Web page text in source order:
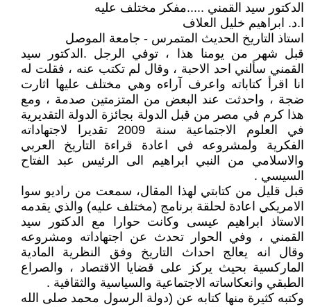
الدكتور سيد القمني .....مفكر مختلف عليه
ا.د. ابراهيم خليل العلاف
استاذ التاريخ الحديث المتمرس - جامعة الموصل
قبل شهر من يومنا هذا ، توفي الرجل .الدكتور سيد
القمني سألني احد الاحبة ، وقال لم تكتب عنه ، فقلت له
انا اقرأ كتاباته واعرف آراءه وهي مختلف عليها اثارت
ضجة ، واحدثت عند البعض من المتزمتين صدمة ، ومع
هذا كرم في مصر من قبل الدولة بجائزة الدولة التقديرية
في العلوم الاجتماعية سنة 2009 تقديرا لاجتهاداته
الفكرية ولمشروعه في اعادة قراءة التاريخ العربي
والاسلامي من النبي ابراهيم الى الرئيس عبد الفتاح
السيسي .
قبل قليل من كتابتي لهذا المقال، سمعت من راديو سوا
الامريكي اعادة لحلقة برنامج (مختلف عليه) والذي يقدمه
الاستاذ ابراهيم عيسى وكانت حوارا مع الدكتور سيد
القمني ، وفي الحوار تحدث عن اجتهاداته ومشروعه
وقال انه يعالج احداث التاريخ وفق النظرية المادية
الماركسية بحيث يركز على قضايا الاقتصاد ، والصراع
الطبقي وانعكاساته الاجتماعية والسياسية والثقافية .
وكتبه كثيرة منها كتابه عن (دولة الرسول محمد صلى الله